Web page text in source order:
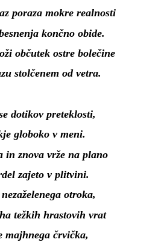
poraza mokre realnosti
končno obide.
občutek ostre bolečine
stolčenem od vetra.
dotikov preteklosti,
globoko v meni.
in znova vrže na plano
zajeto v plitvini.
otroka,
težkih hrastovih vrat
majhnega črvička,